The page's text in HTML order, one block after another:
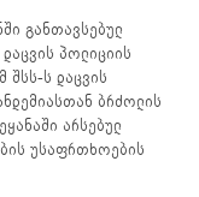
განთავსებულ
პოლიციის
შსს-ს დაცვის
ბრძოლის
არსებულ
უსაფრთხოების